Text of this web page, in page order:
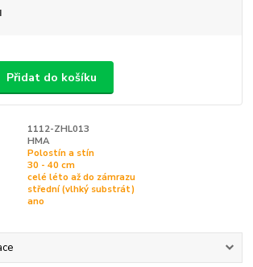
Přidat do košíku
1112-ZHL013
HMA
Polostín a stín
30 - 40 cm
celé léto až do zámrazu
střední (vlhký substrát)
ano